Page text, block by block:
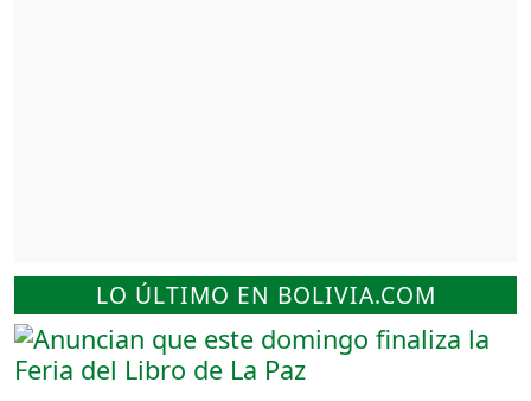
LO ÚLTIMO EN BOLIVIA.COM